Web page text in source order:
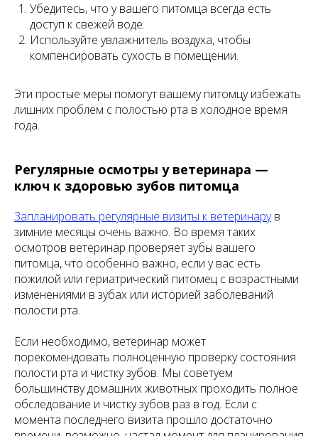
Убедитесь, что у вашего питомца всегда есть
доступ к свежей воде.
Используйте увлажнитель воздуха, чтобы
компенсировать сухость в помещении.
Эти простые меры помогут вашему питомцу избежать
лишних проблем с полостью рта в холодное время
года.
Регулярные осмотры у ветеринара —
ключ к здоровью зубов питомца
Запланировать регулярные визиты к ветеринарув
зимние месяцы очень важно. Во время таких
осмотров ветеринар проверяет зубы вашего
питомца, что особенно важно, если у вас есть
пожилой или гериатрический питомец с возрастными
изменениями в зубах или историей заболеваний
полости рта.
Если необходимо, ветеринар может
порекомендовать полноценную проверку состояния
полости рта и чистку зубов. Мы советуем
большинству домашних животных проходить полное
обследование и чистку зубов раз в год. Если с
момента последнего визита прошло достаточно